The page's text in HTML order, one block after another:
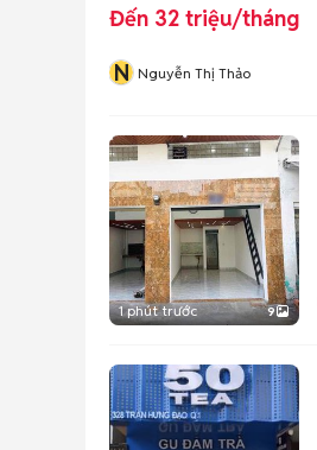
Đến 32 triệu/tháng
N Nguyễn Thị Thảo
1 phút trước 9